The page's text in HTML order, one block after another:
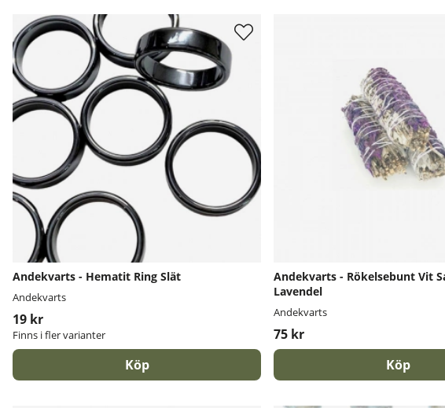
Produkter
Andekvarts - Hematit Ring Slät
Andekvarts
19 kr
Finns i fler varianter
Köp
Andekvarts - Rökelsebunt Vit
Lavendel
Andekvarts
75 kr
Köp